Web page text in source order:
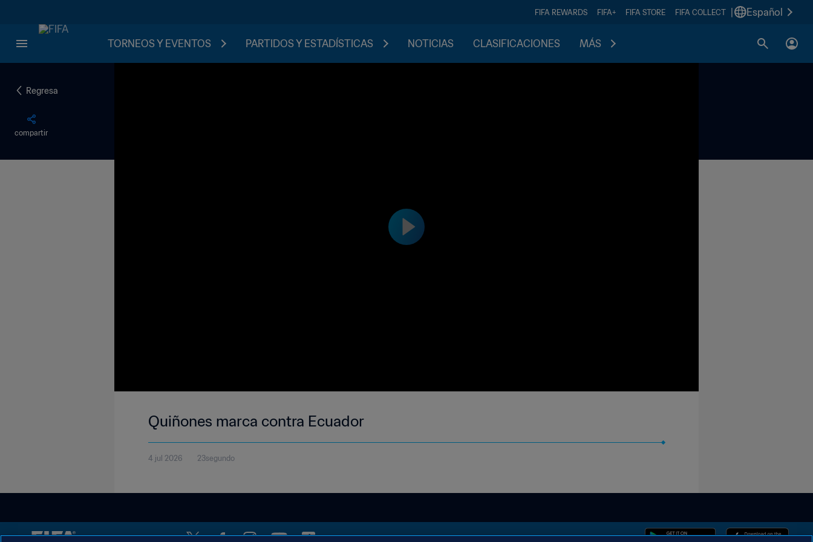
FIFA REWARDS FIFA+ FIFA STORE FIFA COLLECT Español
TORNEOS Y EVENTOS PARTIDOS Y ESTADÍSTICAS NOTICIAS CLASIFICACIONES MÁS
Regresa
compartir
Quiñones marca contra Ecuador
4 jul 2026 23segundo